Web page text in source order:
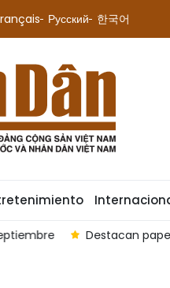
Русский 한국어
Destacan papel de